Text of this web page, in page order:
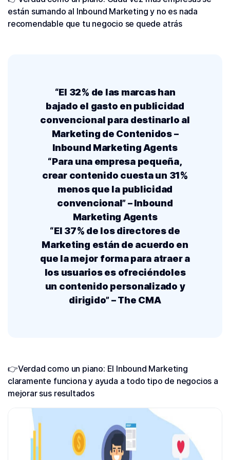
están sumando al Inbound Marketing y no es nada
recomendable que tu negocio se quede atrás
“El 32% de las marcas han
bajado el gasto en publicidad
convencional para destinarlo al
Marketing de Contenidos –
Inbound Marketing Agents
“Para una empresa pequeña,
crear contenido cuesta un 31%
menos que la publicidad
convencional” – Inbound
Marketing Agents
“El 37% de los directores de
Marketing están de acuerdo en
que la mejor forma para atraer a
los usuarios es ofreciéndoles
un contenido personalizado y
dirigido” – The CMA
👉Verdad como un piano: El Inbound Marketing
claramente funciona y ayuda a todo tipo de negocios a
mejorar sus resultados